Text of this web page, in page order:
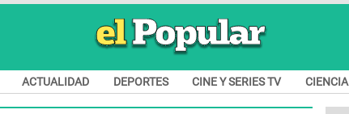
ACTUALIDAD DEPORTES CINE Y SERIES TV CIENCIA